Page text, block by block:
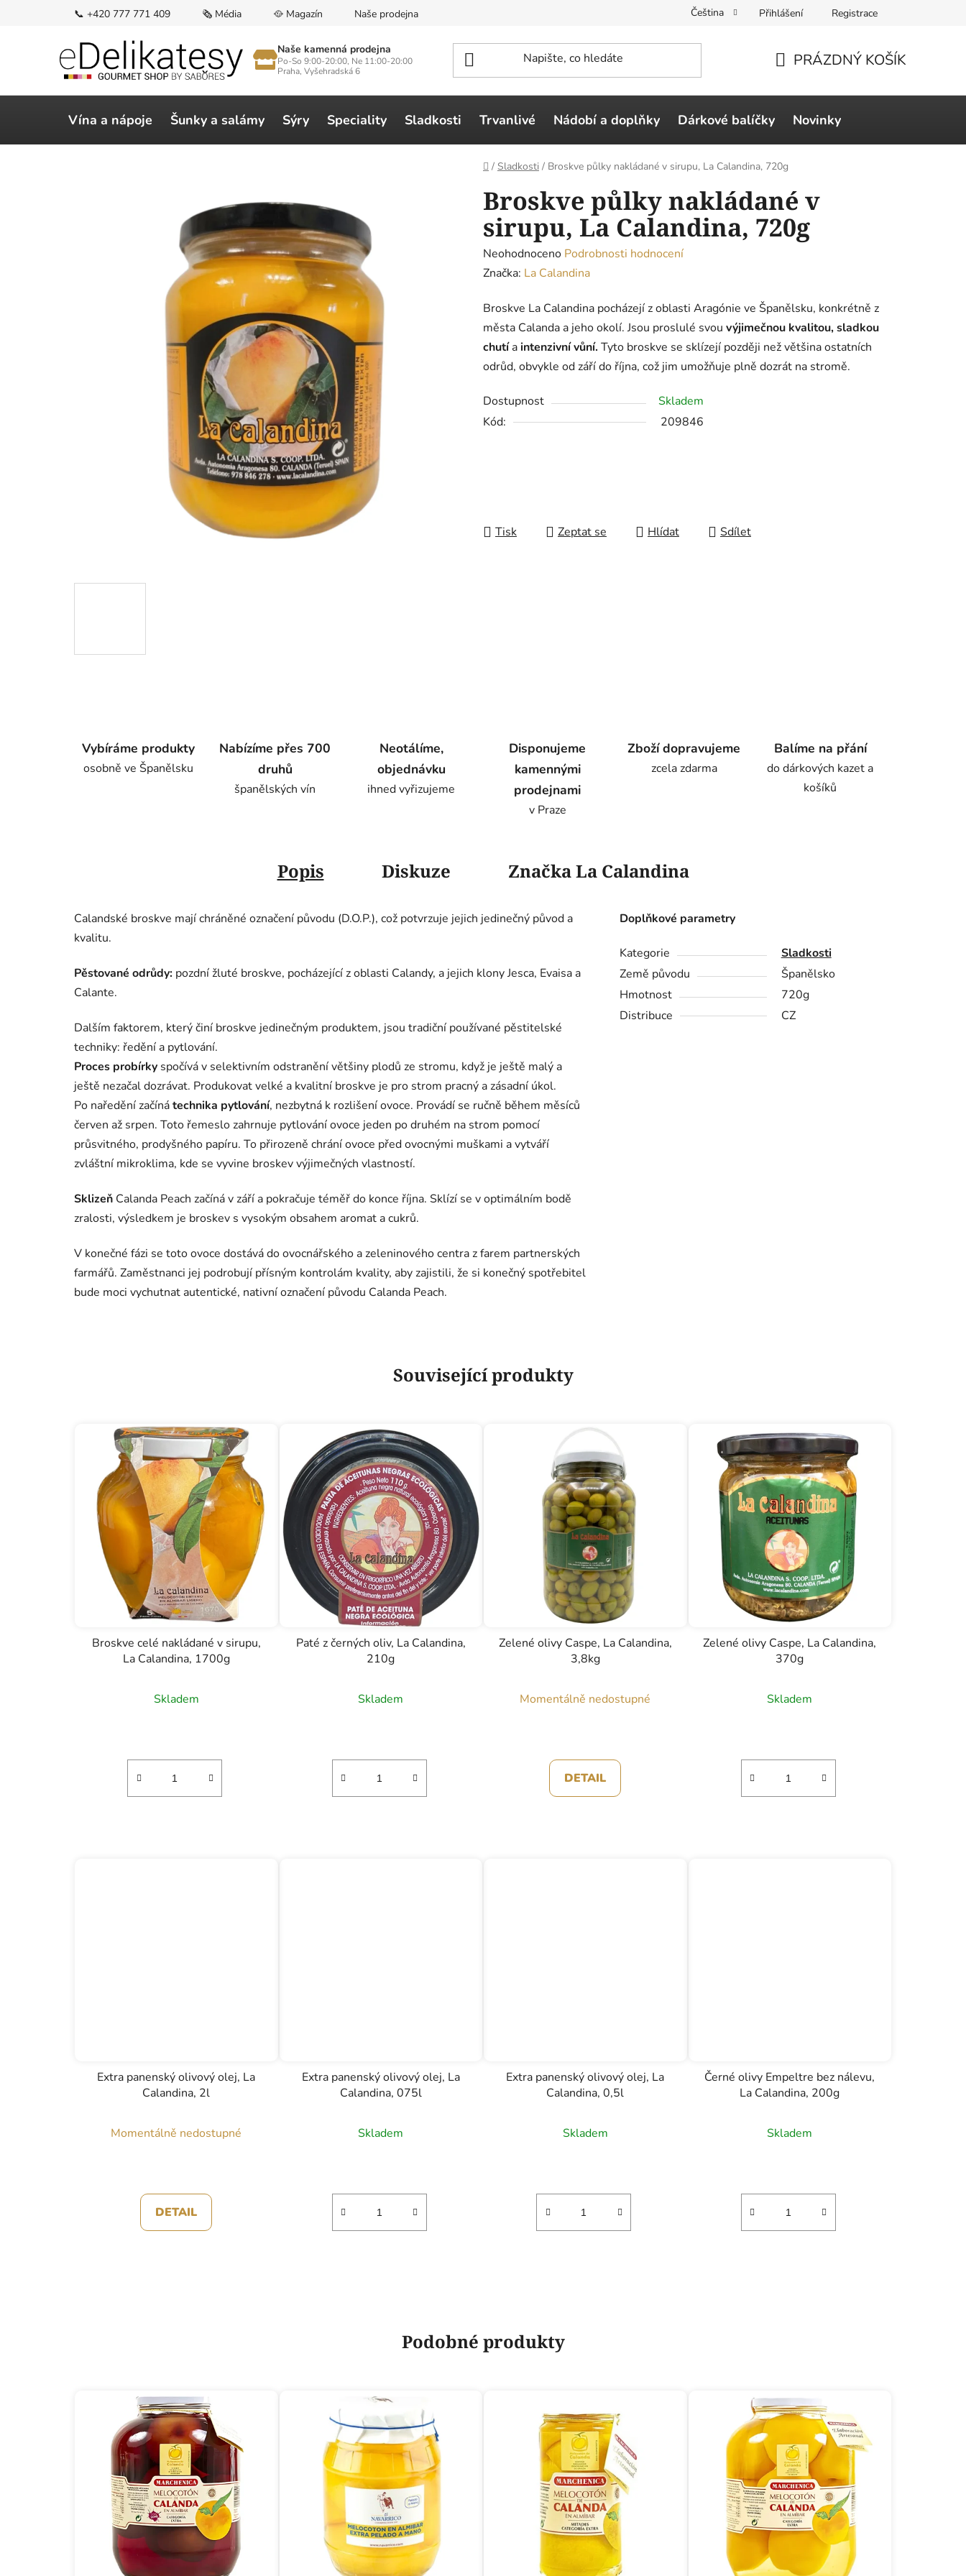
📞 +420 777 771 409 🗞️ Média 🥘 Magazín Naše prodejna Čeština Přihlášení Registrace
Naše kamenná prodejna
Po-So 9:00-20:00, Ne 11:00-20:00
Praha, Vyšehradská 6
KOŠÍK
PRÁZDNÝ KOŠÍK
Vína a nápoje Šunky a salámy Sýry Speciality Sladkosti Trvanlivé Nádobí a doplňky Dárkové balíčky Novinky
Domů
/ Sladkosti / Broskve půlky nakládané v sirupu, La Calandina, 720g
Broskve půlky nakládané v
sirupu, La Calandina, 720g
Průměrné
hodnocení
je
0,0
z
5
Neohodnoceno Podrobnosti hodnocení
Značka: La Calandina
Broskve La Calandina pocházejí z oblasti Aragónie ve Španělsku, konkrétně z
města Calanda a jeho okolí. Jsou proslulé svou výjimečnou kvalitou, sladkou
chutíaintenzivní vůní. Tyto broskve se sklízejí později než většina ostatních
odrůd, obvykle od září do října, což jim umožňuje plně dozrát na stromě.
Dostupnost
Skladem
Kód:
209846
Tisk Zeptat se Hlídat Sdílet
Vybíráme produkty
osobně ve Španělsku
Nabízíme přes 700
druhů
španělských vín
Neotálíme,
objednávku
ihned vyřizujeme
Disponujeme
kamennými
prodejnami
v Praze
Zboží dopravujeme
zcela zdarma
Balíme na přání
do dárkových kazet a
košíků
Popis Diskuze ZnačkaLa Calandina
Calandské broskve mají chráněné označení původu (D.O.P.), což potvrzuje jejich jedinečný původ a
kvalitu.
Pěstované odrůdy: pozdní žluté broskve, pocházející z oblasti Calandy, a jejich klony Jesca, Evaisa a
Calante.
Dalším faktorem, který činí broskve jedinečným produktem, jsou tradiční používané pěstitelské
techniky: ředění a pytlování.
Proces probírky spočívá v selektivním odstranění většiny plodů ze stromu, když je ještě malý a
ještě nezačal dozrávat. Produkovat velké a kvalitní broskve je pro strom pracný a zásadní úkol.
Po naředění začínátechnika pytlování, nezbytná k rozlišení ovoce. Provádí se ručně během měsíců
červen až srpen. Toto řemeslo zahrnuje pytlování ovoce jeden po druhém na strom pomocí
průsvitného, ​​prodyšného papíru. To přirozeně chrání ovoce před ovocnými muškami a vytváří
zvláštní mikroklima, kde se vyvine broskev výjimečných vlastností.
Sklizeň Calanda Peach začíná v září a pokračuje téměř do konce října. Sklízí se v optimálním bodě
zralosti, výsledkem je broskev s vysokým obsahem aromat a cukrů.
V konečné fázi se toto ovoce dostává do ovocnářského a zeleninového centra z farem partnerských
farmářů. Zaměstnanci jej podrobují přísným kontrolám kvality, aby zajistili, že si konečný spotřebitel
bude moci vychutnat autentické, nativní označení původu Calanda Peach.
Doplňkové parametry
Kategorie
Sladkosti
Země původu
Španělsko
Hmotnost
720g
Distribuce
CZ
Související produkty
Broskve celé nakládané v sirupu,
La Calandina, 1700g
Skladem
Paté z černých oliv, La Calandina,
210g
Skladem
Zelené olivy Caspe, La Calandina,
3,8kg
Momentálně nedostupné
DETAIL
Zelené olivy Caspe, La Calandina,
370g
Skladem
Extra panenský olivový olej, La
Calandina, 2l
Momentálně nedostupné
DETAIL
Extra panenský olivový olej, La
Calandina, 075l
Skladem
Extra panenský olivový olej, La
Calandina, 0,5l
Skladem
Černé olivy Empeltre bez nálevu,
La Calandina, 200g
Skladem
Podobné produkty